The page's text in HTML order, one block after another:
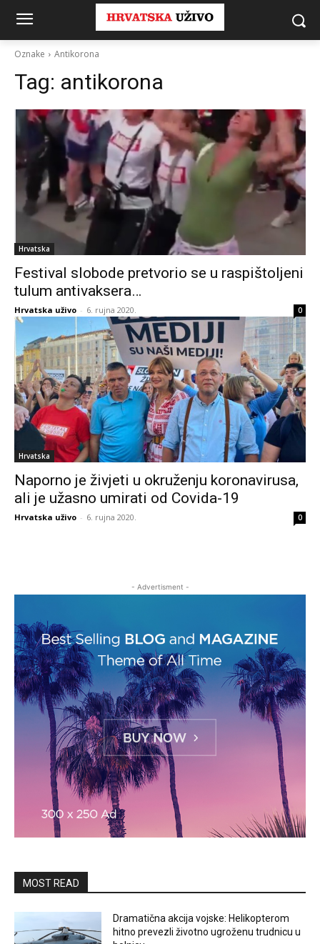
Oznake Antikorona
Tag: antikorona
Hrvatska
Festival slobode pretvorio se u raspištoljeni
tulum antivaksera…
Hrvatska uživo - 6. rujna 2020. 0
Hrvatska
Naporno je živjeti u okruženju koronavirusa,
ali je užasno umirati od Covida-19
Hrvatska uživo - 6. rujna 2020. 0
- Advertisment -
MOST READ
Dramatična akcija vojske: Helikopterom
hitno prevezli životno ugroženu trudnicu u